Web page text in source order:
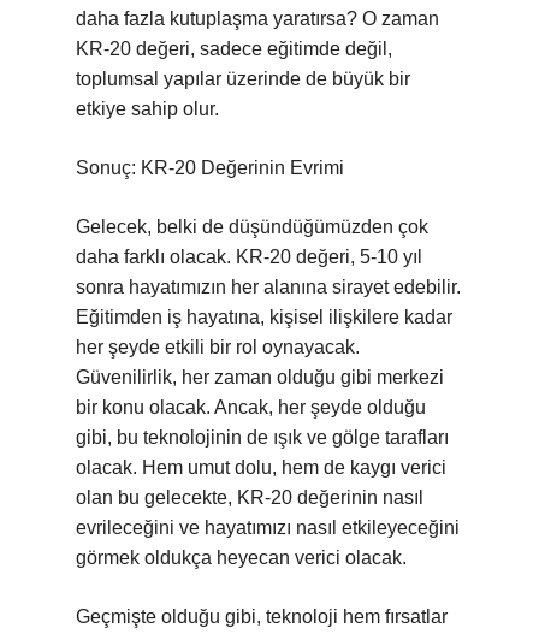
daha fazla kutuplaşma yaratırsa? O zaman
KR-20 değeri, sadece eğitimde değil,
toplumsal yapılar üzerinde de büyük bir
etkiye sahip olur.
Sonuç: KR-20 Değerinin Evrimi
Gelecek, belki de düşündüğümüzden çok
daha farklı olacak. KR-20 değeri, 5-10 yıl
sonra hayatımızın her alanına sirayet edebilir.
Eğitimden iş hayatına, kişisel ilişkilere kadar
her şeyde etkili bir rol oynayacak.
Güvenilirlik, her zaman olduğu gibi merkezi
bir konu olacak. Ancak, her şeyde olduğu
gibi, bu teknolojinin de ışık ve gölge tarafları
olacak. Hem umut dolu, hem de kaygı verici
olan bu gelecekte, KR-20 değerinin nasıl
evrileceğini ve hayatımızı nasıl etkileyeceğini
görmek oldukça heyecan verici olacak.
Geçmişte olduğu gibi, teknoloji hem fırsatlar